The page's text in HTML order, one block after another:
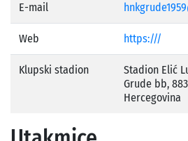
E-mail
Web https:///
Klupski stadion
Stadion Elić
Grude bb,
Hercegovina